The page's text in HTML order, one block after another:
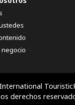
derechos